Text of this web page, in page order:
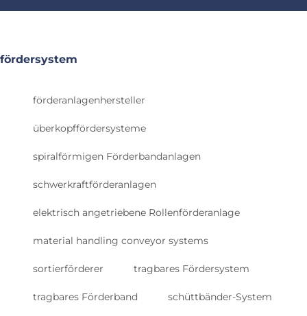
fördersystem
förderanlagenhersteller
überkopffördersysteme
spiralförmigen Förderbandanlagen
schwerkraftförderanlagen
elektrisch angetriebene Rollenförderanlage
material handling conveyor systems
sortierförderer tragbares Fördersystem
tragbares Förderband schüttbänder-System